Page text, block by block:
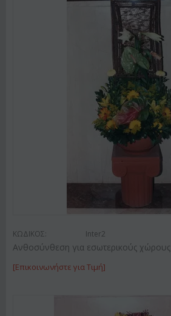
ΚΩΔΙΚΟΣ: Inter2
Ανθοσύνθεση για εσωτερικούς χώρους
[Επικοινωνήστε για Τιμή]